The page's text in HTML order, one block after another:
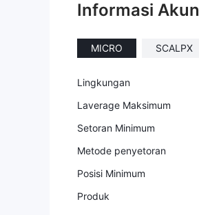
Informasi Akun
MICRO SCALPX
Lingkungan
Laverage Maksimum
Setoran Minimum
Metode penyetoran
Posisi Minimum
Produk